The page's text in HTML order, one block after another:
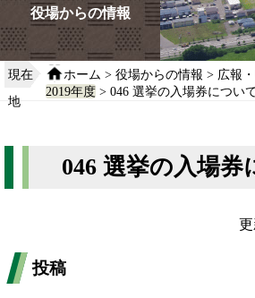
役場からの情報
現在
地
ホーム >役場からの情報 > 広報
2019年度 > 046 選挙の入場券につい
046 選挙の入場券
更
投稿